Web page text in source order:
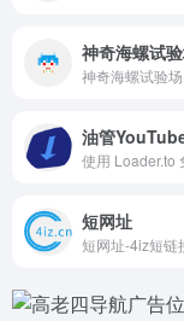
神奇海螺试
神奇海螺试验场
短网址
短网址-4iz短链